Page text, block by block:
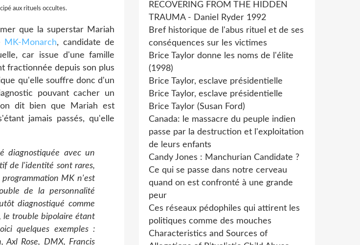
aux rituels occultes.
que la superstar Mariah
MK-Monarch, candidate de
car issue d'une famille
fractionnée depuis son plus
qu'elle souffre donc d'un
pouvant cacher un
dit bien que Mariah est
jamais passés, qu'elle
diagnostiquée avec un
de l'identité sont rares,
programmation MK n'est
de la personnalité
diagnostiqué comme
le trouble bipolaire étant
quelques exemples :
Axl Rose, DMX, Francis
RECOVERING FROM THE HIDDEN
TRAUMA - Daniel Ryder 1992
Bref historique de l'abus rituel et de ses
conséquences sur les victimes
Brice Taylor donne les noms de l'élite
(1998)
Brice Taylor, esclave présidentielle
Brice Taylor, esclave présidentielle
Brice Taylor (Susan Ford)
Canada: le massacre du peuple indien
passe par la destruction et l'exploitation
de leurs enfants
Candy Jones : Manchurian Candidate ?
Ce qui se passe dans notre cerveau
quand on est confronté à une grande
peur
Ces réseaux pédophiles qui attirent les
politiques comme des mouches
Characteristics and Sources of